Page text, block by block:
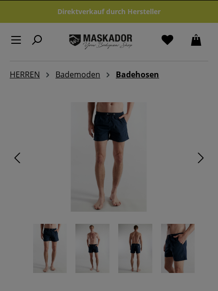
Zum Hauptinhalt springenDirektverkauf durch Hersteller
HERREN Bademoden Badehosen